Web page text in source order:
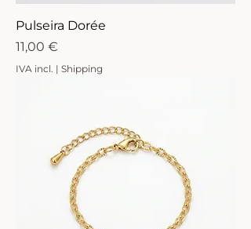
Pulseira Dorée
Preço
11,00 €
IVA incl. | Shipping